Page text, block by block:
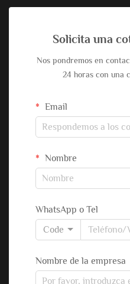
Solicita una
Nos pondremos en
24 horas con una
Email
Nombre
WhatsApp o Tel
Code
Nombre de la empresa